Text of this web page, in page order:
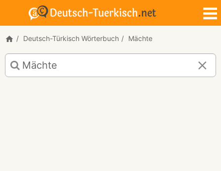
Deutsch-Türkisch Wörterbuch Mächte
Deutsch-
Türkisch
Übersetzung